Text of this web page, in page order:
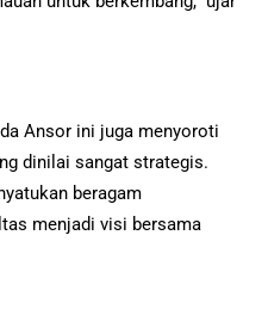
Ansor ini juga menyoroti
dinilai sangat strategis.
beragam
menjadi visi bersama